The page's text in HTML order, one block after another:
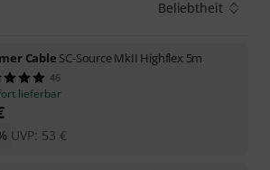
Beliebtheit
Cable SC-Source MkII Highflex 5m
46
lieferbar
UVP: 53 €